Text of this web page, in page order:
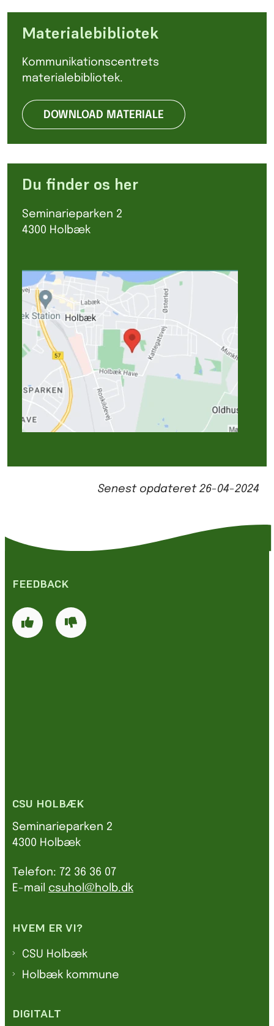
Materialebibliotek
Kommunikationscentrets
materialebibliotek.
DOWNLOAD MATERIALE
Du finder os her
Seminarieparken 2
4300 Holbæk
Senest opdateret 26-04-2024
FEEDBACK
CSU HOLBÆK
Seminarieparken 2
4300 Holbæk
Telefon: 72 36 36 07
E-mail csuhol@holb.dk
HVEM ER VI?
CSU Holbæk
Holbæk kommune
DIGITALT